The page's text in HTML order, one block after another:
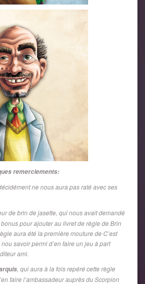
remerciements:
ne nous aura pas raté avec ses
de brin de jasette, qui nous avait demandé
pour ajouter au livret de règle de Brin
aura été la première mouture de C’est
savoir permi d’en faire un jeu à part
ami.
, qui aura à la fois repéré cette règle
faire l’ambassadeur auprès du Scorpion